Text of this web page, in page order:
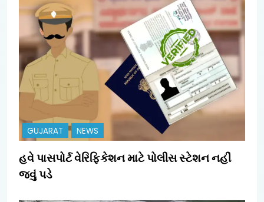
GUJARAT NEWS
હવે પાસપોર્ટ વેરિફિકેશન માટે પોલીસ સ્ટેશન નહીં
જવું પડે